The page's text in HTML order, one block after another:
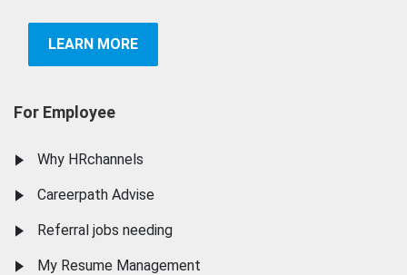
LEARN MORE
For Employee
Why HRchannels
Careerpath Advise
Referral jobs needing
My Resume Management